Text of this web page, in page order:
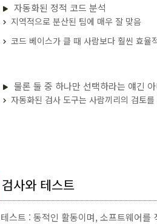
자동화된 정적 코드 분석
지역적으로 분산된 팀에 매우 잘 맞음
코드 베이스가 클 때 사람보다 훨씬 효율
물론 둘 중 하나만 선택하라는 얘긴
자동화된 검사 도구는 사람끼리의 검토
검사와 테스트
테스트 : 동적인 활동이며, 소프트웨어를